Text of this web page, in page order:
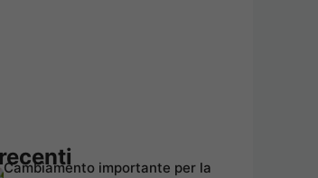
Cambiamento importante per la